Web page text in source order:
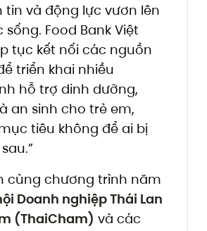
tin và động lực vươn lên
Food Bank Việt
tục kết nối các nguồn
triển khai nhiều
hỗ trợ dinh dưỡng,
an sinh cho trẻ em,
tiêu không để ai bị
cùng chương trình năm
Doanh nghiệp Thái Lan
(ThaiCham) và các